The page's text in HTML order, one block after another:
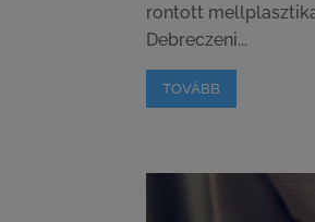
rontott
Debreczeni...
TOVÁBB